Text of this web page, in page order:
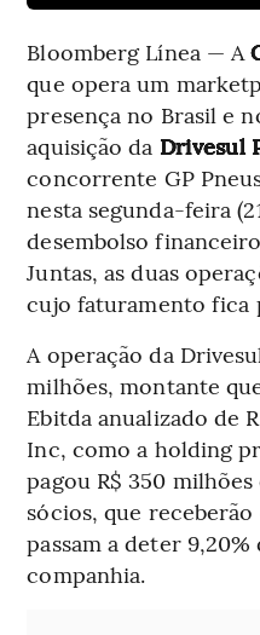
Bloomberg Línea — A
que opera um
presença no Brasil e
aquisição da Drivesul
concorrente GP
nesta segunda-feira
desembolso
Juntas, as duas
cujo faturamento fica
A operação da
milhões, montante
Ebitda anualizado de
Inc, como a holding
pagou R$ 350
sócios, que
passam a deter
companhia.